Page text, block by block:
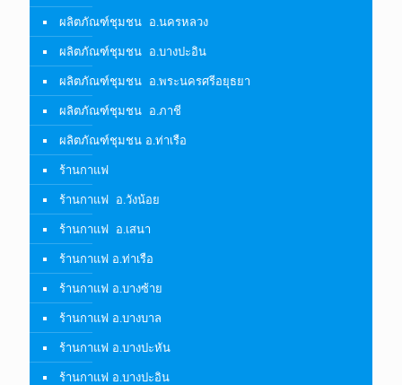
ผลิตภัณฑ์ชุมชน อ.นครหลวง
ผลิตภัณฑ์ชุมชน อ.บางปะอิน
ผลิตภัณฑ์ชุมชน อ.พระนครศรีอยุธยา
ผลิตภัณฑ์ชุมชน อ.ภาชี
ผลิตภัณฑ์ชุมชน อ.ท่าเรือ
ร้านกาแฟ
ร้านกาแฟ อ.วังน้อย
ร้านกาแฟ อ.เสนา
ร้านกาแฟ อ.ท่าเรือ
ร้านกาแฟ อ.บางซ้าย
ร้านกาแฟ อ.บางบาล
ร้านกาแฟ อ.บางปะหัน
ร้านกาแฟ อ.บางปะอิน